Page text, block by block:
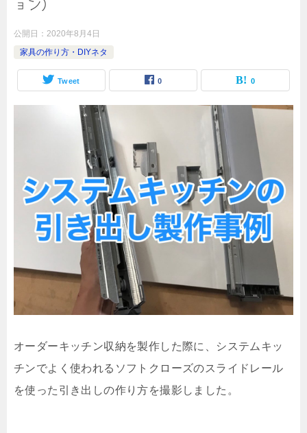
ョン）
公開日： 2020年8月4日
家具の作り方・DIYネタ
Tweet 0 0
オーダーキッチン収納を製作した際に、システムキッ
チンでよく使われるソフトクローズのスライドレール
を使った引き出しの作り方を撮影しました。